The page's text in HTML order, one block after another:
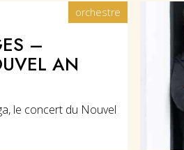
orchestre
–
AN
le concert du Nouvel